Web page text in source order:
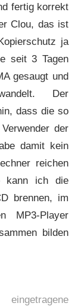
fertig korrekt
Clou, das ist
ja
seit 3 Tagen
gesaugt und
Der
dass die so
der
damit kein
reichen
kann ich die
brennen, im
MP3-Player
bilden